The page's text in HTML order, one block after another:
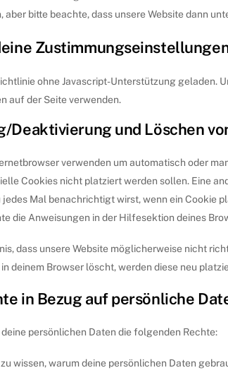
aber bitte beachte, dass unsere Website dann
ohne Javascript-Unterstützung geladen.
auf der Seite verwenden.
Deaktivierung und Löschen
verwenden um automatisch oder
Cookies nicht platziert werden sollen. Eine
jedes Mal benachrichtigt wirst, wenn ein Cookie
die Anweisungen in der Hilfesektion deines
dass unsere Website möglicherweise nicht
deinem Browser löscht, werden diese neu
in Bezug auf persönliche
persönlichen Daten die folgenden Rechte:
wissen, warum deine persönlichen Daten